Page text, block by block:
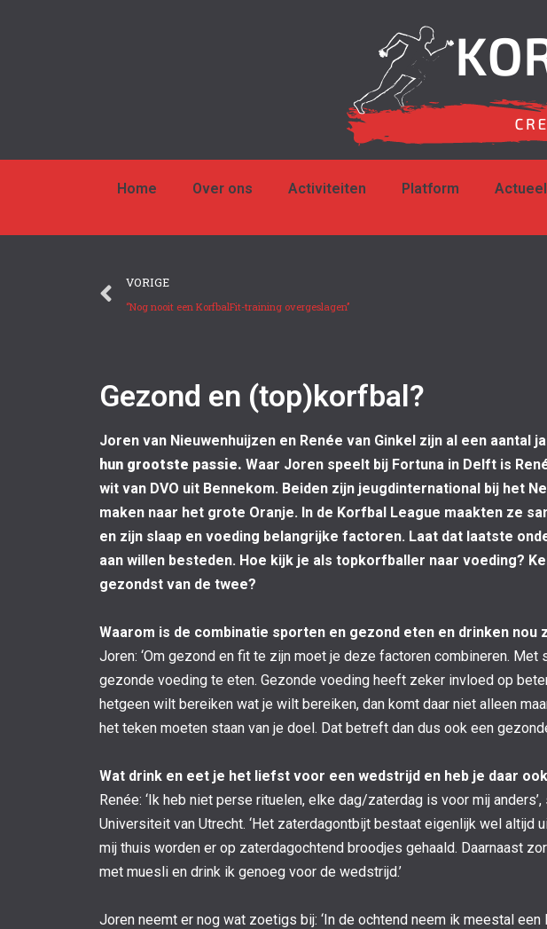
Home Over ons Activiteiten Platform Actueel
VORIGE
‘’Nog nooit een KorfbalFit-training overgeslagen’’
Gezond en (top)korfbal?
Joren van Nieuwenhuijzen en Renée van Ginkel zijn al een aantal
hun grootste passie. Waar Joren speelt bij Fortuna in Delft is
wit van DVO uit Bennekom. Beiden zijn jeugdinternational bij het
maken naar het grote Oranje. In de Korfbal League maakten ze
en zijn slaap en voeding belangrijke factoren. Laat dat laatste
aan willen besteden. Hoe kijk je als topkorfballer naar voeding?
gezondst van de twee?
Waarom is de combinatie sporten en gezond eten en drinken nou
Joren: ‘Om gezond en fit te zijn moet je deze factoren combineren.
gezonde voeding te eten. Gezonde voeding heeft zeker invloed op
hetgeen wilt bereiken wat je wilt bereiken, dan komt daar niet alleen
het teken moeten staan van je doel. Dat betreft dan dus ook een
Wat drink en eet je het liefst voor een wedstrijd en heb je daar
Renée: ‘Ik heb niet perse rituelen, elke dag/zaterdag is voor mij
Universiteit van Utrecht. ‘Het zaterdagontbijt bestaat eigenlijk wel altijd
mij thuis worden er op zaterdagochtend broodjes gehaald. Daarnaast
met muesli en drink ik genoeg voor de wedstrijd.’
Joren neemt er nog wat zoetigs bij: ‘In de ochtend neem ik meestal